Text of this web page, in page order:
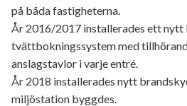
på båda fastigheterna.
År 2016/2017 installerades ett nytt
tvättbokningssystem med
anslagstavlor i varje entré.
År 2018 installerades nytt
miljöstation byggdes.